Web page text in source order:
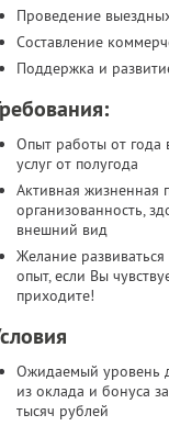
Проведение
Составление
Поддержка и
Опыт работы от года
услуг от полугода
Активная жизненная
организованность,
внешний вид
Желание
опыт, если Вы
приходите!
Ожидаемый уровень
из оклада и бонуса
тысяч рублей